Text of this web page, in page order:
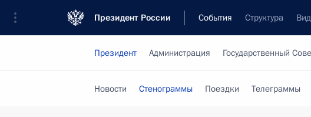
Президент России События Структура
Президент Администрация Государственный
Новости Стенограммы Поездки Телеграммы